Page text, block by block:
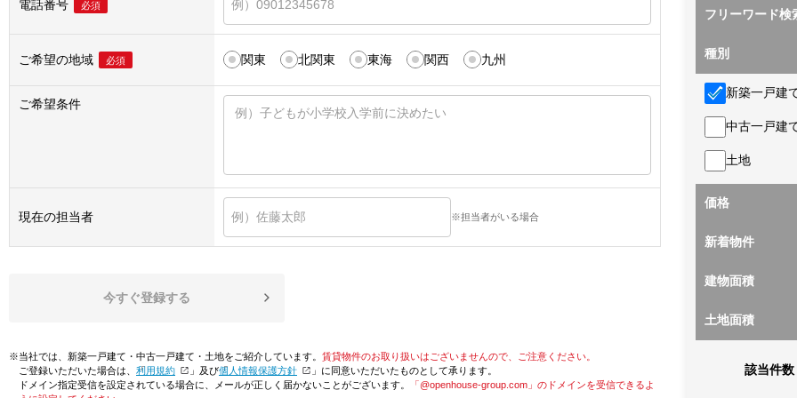
電話番号 必須
ご希望の地域 必須 関東 北関東 東海 関西 九州
ご希望条件
現在の担当者 ※担当者がいる場合
今すぐ登録する
※当社では、新築一戸建て・中古一戸建て・土地をご紹介しています。 賃貸物件のお取り扱いはございませんので、ご注意ください。
ご登録いただいた場合は、「利用規約 」及び「個人情報保護方針
」に同意いただいたものとして承ります。
ドメイン指定受信を設定されている場合に、メールが正しく届かないことがございます。
「@openhouse-group.com」のドメインを受信できるよ
フリーワード検
種別
新築一戸建
中古一戸建
土地
価格
新着物件
建物面積
土地面積
該当件数